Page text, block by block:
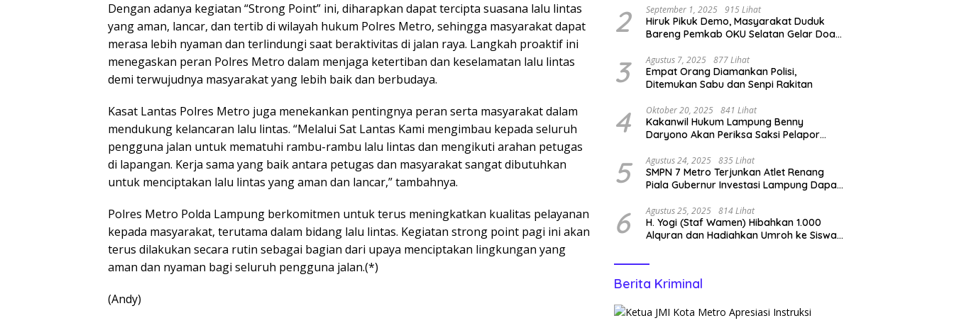
Dengan adanya kegiatan “Strong Point” ini, diharapkan dapat tercipta suasana lalu lintas
yang aman, lancar, dan tertib di wilayah hukum Polres Metro, sehingga masyarakat dapat
merasa lebih nyaman dan terlindungi saat beraktivitas di jalan raya. Langkah proaktif ini
menegaskan peran Polres Metro dalam menjaga ketertiban dan keselamatan lalu lintas
demi terwujudnya masyarakat yang lebih baik dan berbudaya.
Kasat Lantas Polres Metro juga menekankan pentingnya peran serta masyarakat dalam
mendukung kelancaran lalu lintas. “Melalui Sat Lantas Kami mengimbau kepada seluruh
pengguna jalan untuk mematuhi rambu-rambu lalu lintas dan mengikuti arahan petugas
di lapangan. Kerja sama yang baik antara petugas dan masyarakat sangat dibutuhkan
untuk menciptakan lalu lintas yang aman dan lancar,” tambahnya.
Polres Metro Polda Lampung berkomitmen untuk terus meningkatkan kualitas pelayanan
kepada masyarakat, terutama dalam bidang lalu lintas. Kegiatan strong point pagi ini akan
terus dilakukan secara rutin sebagai bagian dari upaya menciptakan lingkungan yang
aman dan nyaman bagi seluruh pengguna jalan.(*)
(Andy)
2 September 1, 2025 915 Lihat
Hiruk Pikuk Demo, Masyarakat Duduk
Bareng Pemkab OKU Selatan Gelar Doa
3 Agustus 7, 2025 877 Lihat
Empat Orang Diamankan Polisi,
Ditemukan Sabu dan Senpi Rakitan
4 Oktober 20, 2025 841 Lihat
Kakanwil Hukum Lampung Benny
Daryono Akan Periksa Saksi Pelapor
Cemburu Asal Aceh.
5 Agustus 24, 2025 835 Lihat
SMPN 7 Metro Terjunkan Atlet Renang
Piala Gubernur Investasi Lampung Dapat
6 Agustus 25, 2025 814 Lihat
H. Yogi (Staf Wamen) Hibahkan 1.000
Alquran dan Hadiahkan Umroh ke Siswa
Berita Kriminal